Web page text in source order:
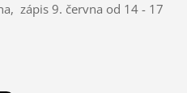
zápis 9. června od 14 - 17